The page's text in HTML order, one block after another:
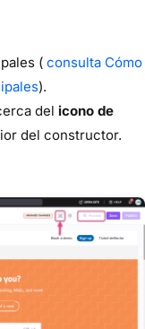
( consulta Cómo
).
del icono de
del constructor.